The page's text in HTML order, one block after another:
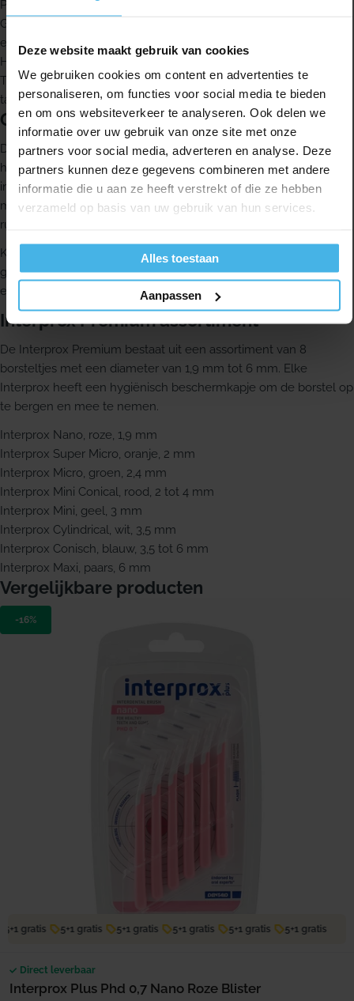
Deze website maakt gebruik van cookies
We gebruiken cookies om content en advertenties te
personaliseren, om functies voor social media te bieden
en om ons websiteverkeer te analyseren. Ook delen we
informatie over uw gebruik van onze site met onze
partners voor social media, adverteren en analyse. Deze
partners kunnen deze gegevens combineren met andere
informatie die u aan ze heeft verstrekt of die ze hebben
verzameld op basis van uw gebruik van hun services.
Alles toestaan
Aanpassen
Praktisch handvat voor gebruiksgemak
Gecoat ijzerdraadje ter bescherming van elementen, vullingen
en implantaten
Hygiënisch beschermkapje voor opbergen en meenemen
Tynex© borstelhaartjes in twee kleuren voor detectie van
tandplaque en bloeding
Gebruik
De Interprox Premium interdentaal borsteltjes met recht
handvat zijn het meest geschikt voor het reinigen van
interdentale ruimten voor in de mond. De Interprox Plus borstels
met gehoekt handvat zijn juist erg geschikt voor de interdentale
ruimten in de zijdelingse delen.
Kies de juiste maat borstel. De maat is geschikt als het borsteltje
gemakkelijk, maar wel met enige weerstand, tussen de
elementen heen en weer te bewegen is.
Interprox Premium assortiment
De Interprox Premium bestaat uit een assortiment van 8
borsteltjes met een diameter van 1,9 mm tot 6 mm. Elke
Interprox heeft een hygiënisch beschermkapje om de borstel op
te bergen en mee te nemen.
Interprox Nano, roze, 1,9 mm
Interprox Super Micro, oranje, 2 mm
Interprox Micro, groen, 2,4 mm
Interprox Mini Conical, rood, 2 tot 4 mm
Interprox Mini, geel, 3 mm
Interprox Cylindrical, wit, 3,5 mm
Interprox Conisch, blauw, 3,5 tot 6 mm
Interprox Maxi, paars, 6 mm
Vergelijkbare producten
-16%
5+1 gratis 5+1 gratis 5+1 gratis 5+1 gratis 5+1 gratis 5+1 gratis
Direct leverbaar
Interprox Plus Phd 0,7 Nano Roze Blister